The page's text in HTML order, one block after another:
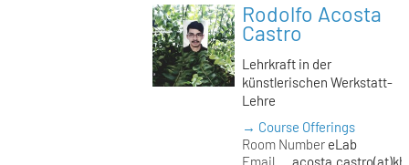
Rodolfo Acosta
Castro
Lehrkraft in der
künstlerischen Werkstatt-
Lehre
→ Course Offerings
Room NumbereLab
Email